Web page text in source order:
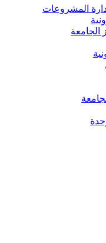
المشروعات
الجامعة